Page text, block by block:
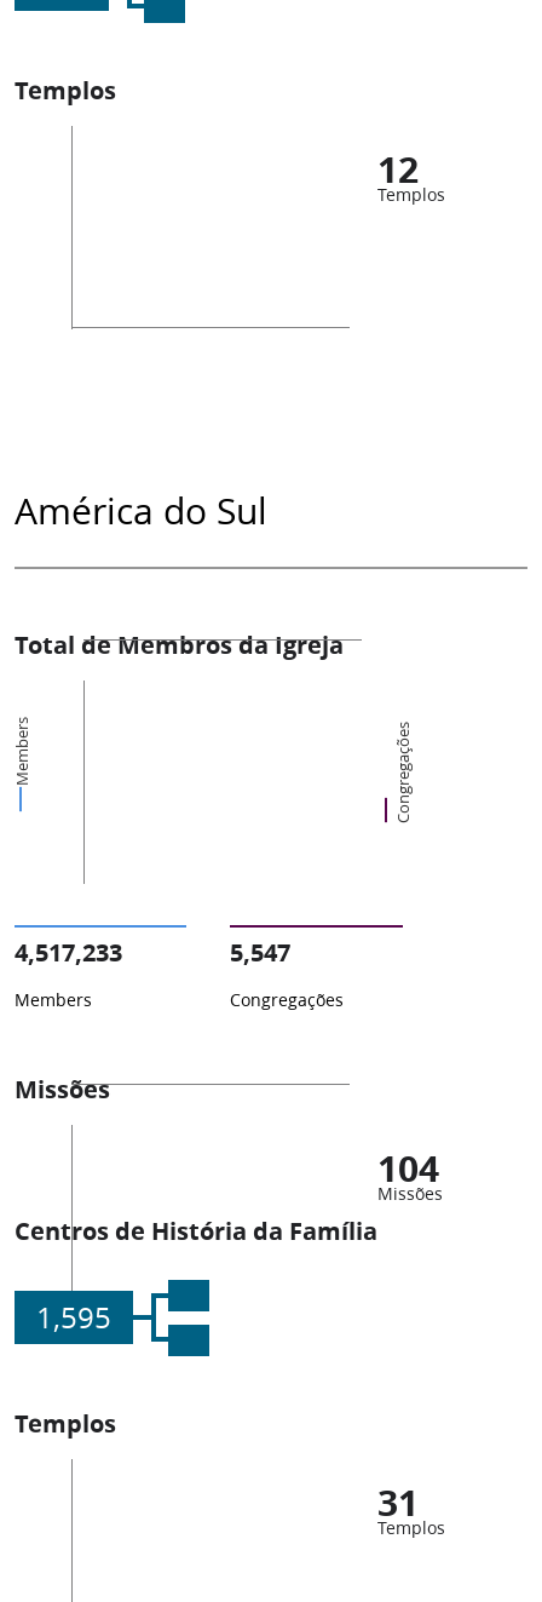
Templos
12
Templos
América do Sul
Total de Membros da Igreja
Members Congregações
4,517,233
Members
5,547
Congregações
Missões
104
Missões
Centros de História da Família
1,595
Templos
31
Templos